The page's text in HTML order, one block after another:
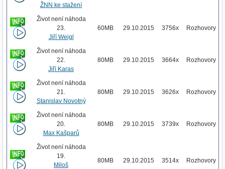
ŽNN ke stažení
Život není náhoda
23.
Jiří Weigl
60MB 29.10.2015 3756x Rozhovory
Život není náhoda
22.
Jiří Karas
80MB 29.10.2015 3664x Rozhovory
Život není náhoda
21.
Stanislav Novotný
80MB 29.10.2015 3626x Rozhovory
Život není náhoda
20.
Max Kašparů
80MB 29.10.2015 3739x Rozhovory
Život není náhoda
19.
Miloš
80MB 29.10.2015 3514x Rozhovory